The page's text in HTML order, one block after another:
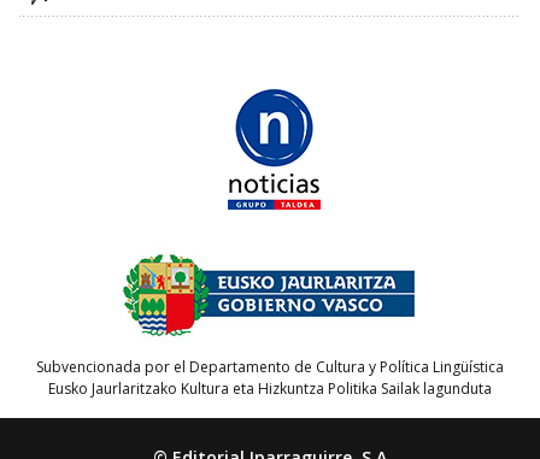
Subvencionada por el Departamento de Cultura y Política Lingüística
Eusko Jaurlaritzako Kultura eta Hizkuntza Politika Sailak lagunduta